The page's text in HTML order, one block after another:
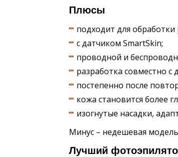
Плюсы
подходит для обработки
с датчиком SmartSkin;
проводной и
разработка совместно с
постепенно после
кожа становится более
изогнутые насадки,
Минус – недешевая
Лучший